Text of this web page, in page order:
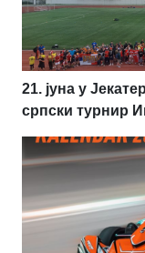
21. јуна у
српски турнир